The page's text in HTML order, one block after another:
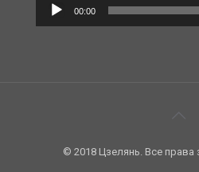
00:00
© 2018 Цзелянь. Все права